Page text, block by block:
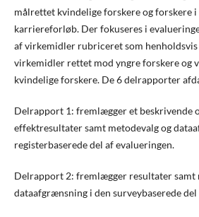
målrettet kvindelige forskere og forskere i
karriereforløb. Der fokuseres i
af virkemidler rubriceret som
virkemidler rettet mod yngre forskere og
kvindelige forskere. De 6 delrapporter
Delrapport 1: fremlægger et beskrivende
effektresultater samt metodevalg og
registerbaserede del af evalueringen.
Delrapport 2: fremlægger resultater samt
dataafgrænsning i den surveybaserede